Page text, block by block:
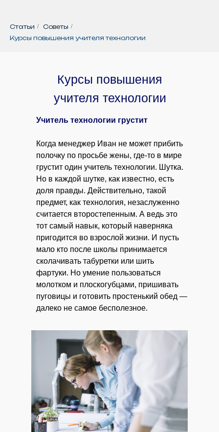
Статьи / Советы /
Курсы повышения учителя технологии
Курсы повышения
учителя технологии
Учитель технологии грустит
Когда менеджер Иван не может прибить
полочку по просьбе жены, где-то в мире
грустит один учитель технологии. Шутка.
Но в каждой шутке, как известно, есть
доля правды. Действительно, такой
предмет, как технология, незаслуженно
считается второстепенным. А ведь это
тот самый навык, который наверняка
пригодится во взрослой жизни. И пусть
мало кто после школы принимается
сколачивать табуретки или шить
фартуки. Но умение пользоваться
молотком и плоскогубцами, пришивать
пуговицы и готовить простенький обед —
далеко не самое бесполезное.